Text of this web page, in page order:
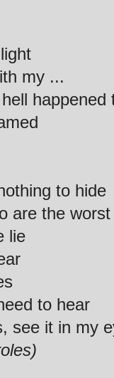
my ...
happened
to hide
are the
lie
to hear
see it in my